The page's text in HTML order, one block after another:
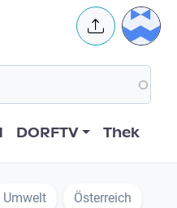
User
DORFTV Thek
Umwelt Österreich